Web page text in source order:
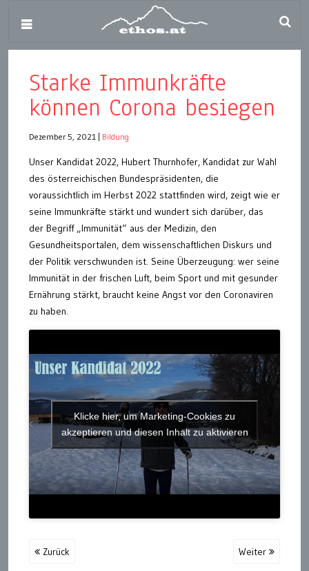
Starke Immunkräfte
können Corona besiegen
Dezember 5, 2021 Bildung
Unser Kandidat 2022, Hubert Thurnhofer, Kandidat zur Wahl
des österreichischen Bundespräsidenten, die
voraussichtlich im Herbst 2022 stattfinden wird, zeigt wie er
seine Immunkräfte stärkt und wundert sich darüber, das
der Begriff „Immunität“ aus der Medizin, den
Gesundheitsportalen, dem wissenschaftlichen Diskurs und
der Politik verschwunden ist. Seine Überzeugung: wer seine
Immunität in der frischen Luft, beim Sport und mit gesunder
Ernährung stärkt, braucht keine Angst vor den Coronaviren
zu haben.
Klicke hier, um Marketing-Cookies zu
akzeptieren und diesen Inhalt zu aktivieren
Zurück Weiter